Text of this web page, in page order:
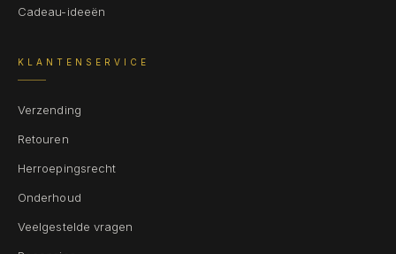
Cadeau-ideeën
KLANTENSERVICE
Verzending
Retouren
Herroepingsrecht
Onderhoud
Veelgestelde vragen